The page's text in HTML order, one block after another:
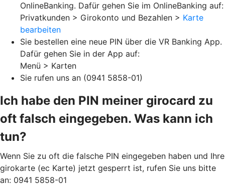
OnlineBanking. Dafür gehen Sie im OnlineBanking auf:
Privatkunden > Girokonto und Bezahlen > Karte
bearbeiten
Sie bestellen eine neue PIN über die VR Banking App.
Dafür gehen Sie in der App auf:
Menü > Karten
Sie rufen uns an (0941 5858-01)
Ich habe den PIN meiner girocard zu
oft falsch eingegeben. Was kann ich
tun?
Wenn Sie zu oft die falsche PIN eingegeben haben und Ihre
girokarte (ec Karte) jetzt gesperrt ist, rufen Sie uns bitte
an: 0941 5858-01